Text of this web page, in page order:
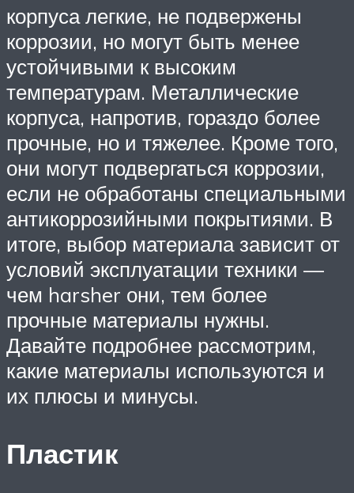
корпуса легкие, не подвержены
коррозии, но могут быть менее
устойчивыми к высоким
температурам. Металлические
корпуса, напротив, гораздо более
прочные, но и тяжелее. Кроме того,
они могут подвергаться коррозии,
если не обработаны специальными
антикоррозийными покрытиями. В
итоге, выбор материала зависит от
условий эксплуатации техники —
чем harsher они, тем более
прочные материалы нужны.
Давайте подробнее рассмотрим,
какие материалы используются и
их плюсы и минусы.
Пластик